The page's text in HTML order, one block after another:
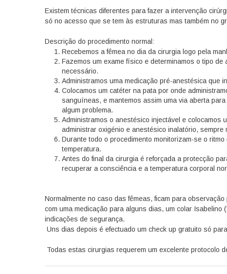
Existem técnicas diferentes para fazer a intervenção
só no acesso que se tem às estruturas mas também no
Descrição do procedimento normal:
Recebemos a fêmea no dia da cirurgia logo pela
Fazemos um exame físico e determinamos o tipo
necessário.
Administramos uma medicação pré-anestésica que
Colocamos um catéter na pata por onde
sanguíneas, e mantemos assim uma via aberta
algum problema.
Administramos o anestésico injectável e colocamos
administrar oxigénio e anestésico inalatório,
Durante todo o procedimento monitorizam-se o
temperatura.
Antes do final da cirurgia é reforçada a protecção
recuperar a consciência e a temperatura corporal
Normalmente no caso das fêmeas, ficam para
com uma medicação para alguns dias, um colar
indicações de segurança.
Uns dias depois é efectuado um check up gratuito só
Todas estas cirurgias requerem um excelente protocolo